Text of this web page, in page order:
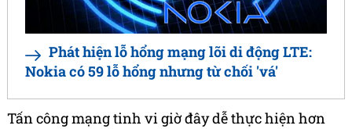
Phát hiện lỗ hổng mạng lõi di động LTE:
Nokia có 59 lỗ hổng nhưng từ chối 'vá'
Tấn công mạng tinh vi giờ đây dễ thực hiện hơn